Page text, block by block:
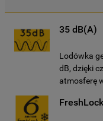
35 dB(A)
Lodówka
dB, dzięki
atmosferę
FreshLock